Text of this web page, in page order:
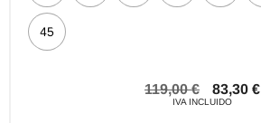
45
119,00€ 83,30 €
IVA INCLUIDO